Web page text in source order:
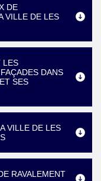
DE
VILLE DE LES
LES
DANS
SES
VILLE DE LES
RAVALEMENT